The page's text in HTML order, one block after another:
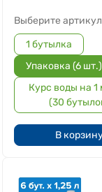
Выберите
1 бутылка
Упаковка (6 шт.)
Курс воды на 1
(30
В